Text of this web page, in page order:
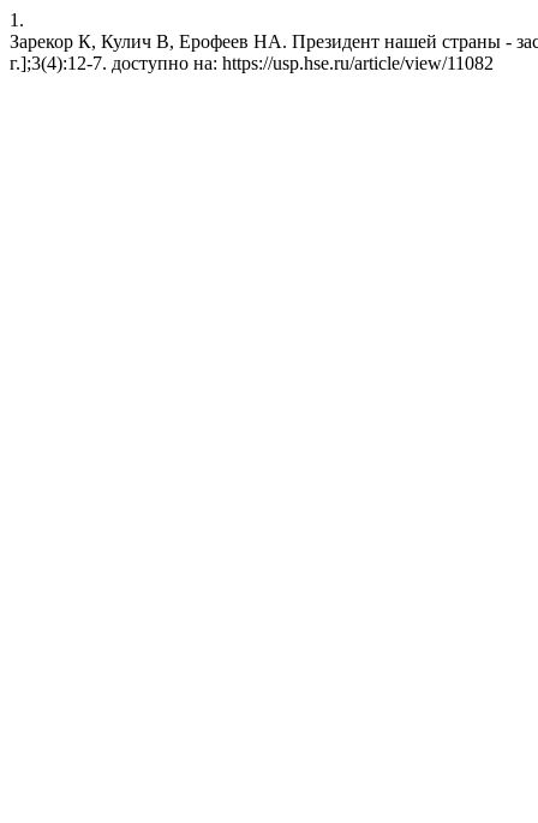
1.
Зарекор К, Кулич В, Ерофеев НА. Президент нашей страны -
г.];3(4):12-7. доступно на: https://usp.hse.ru/article/view/11082